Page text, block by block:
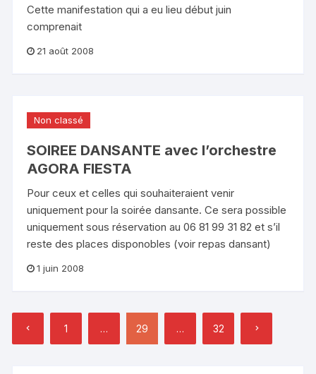
Cette manifestation qui a eu lieu début juin
comprenait
21 août 2008
Non classé
SOIREE DANSANTE avec l’orchestre
AGORA FIESTA
Pour ceux et celles qui souhaiteraient venir
uniquement pour la soirée dansante. Ce sera possible
uniquement sous réservation au 06 81 99 31 82 et s’il
reste des places disponobles (voir repas dansant)
1 juin 2008
Pagination
des
publications
1 … 29 … 32